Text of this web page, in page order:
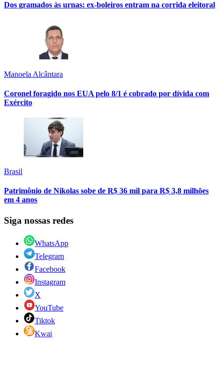
Dos gramados às urnas: ex-boleiros entram na corrida eleitoral
Manoela Alcântara
Coronel foragido nos EUA pelo 8/1 é cobrado por dívida com
Exército
Brasil
Patrimônio de Nikolas sobe de R$ 36 mil para R$ 3,8 milhões
em 4 anos
Siga nossas redes
WhatsApp
Telegram
Facebook
Instagram
X
YouTube
Tiktok
Kwai